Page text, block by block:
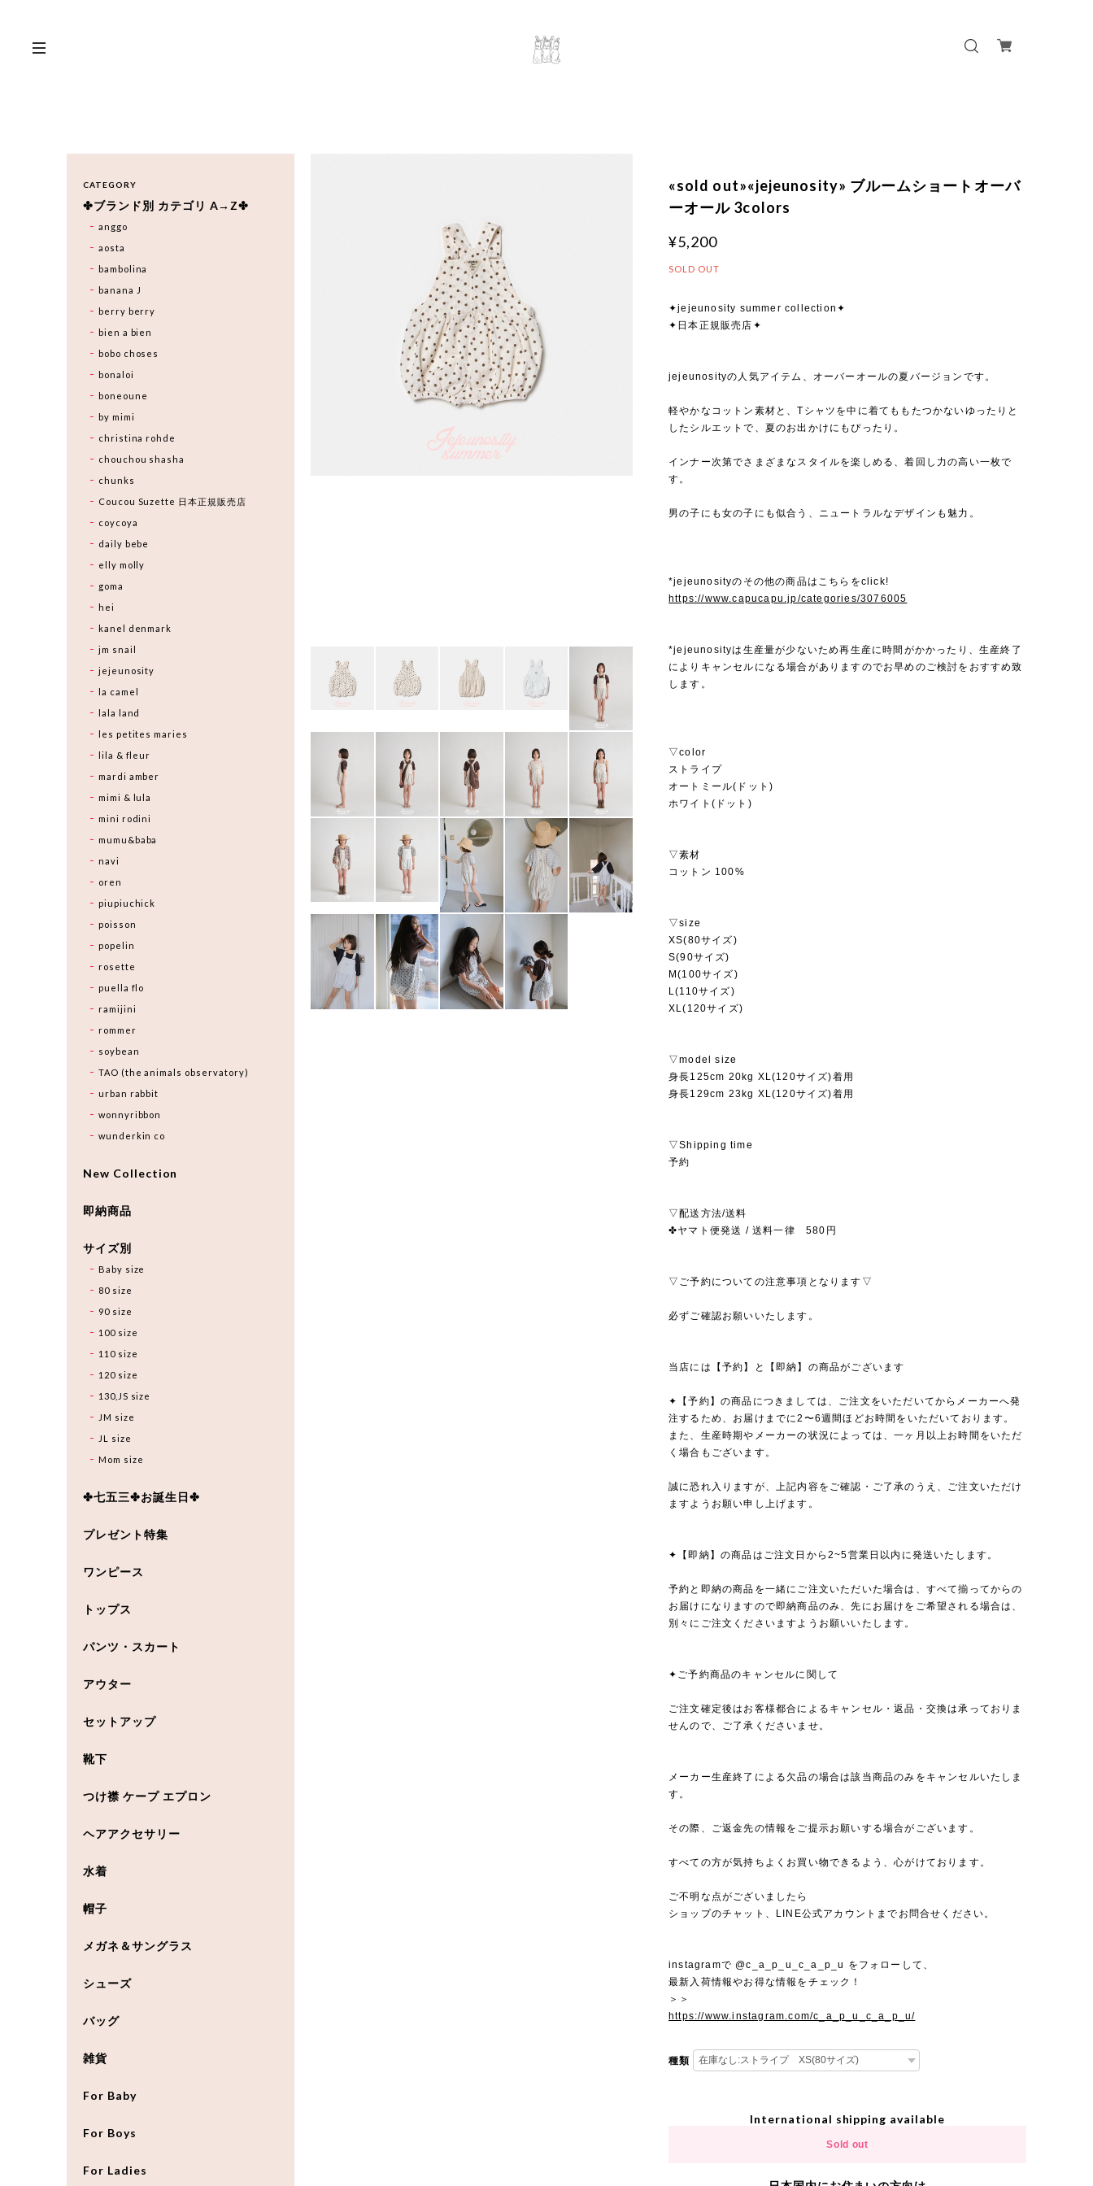
«sold out»«jejeunosity» ブルームショートオーバ
ーオール 3colors
¥5,200
SOLD OUT
✦jejeunosity summer collection✦
✦日本正規販売店✦
jejeunosityの人気アイテム、オーバーオールの夏バージョンです。
軽やかなコットン素材と、Tシャツを中に着てももたつかないゆったりと
したシルエットで、夏のお出かけにもぴったり。
インナー次第でさまざまなスタイルを楽しめる、着回し力の高い一枚で
す。
男の子にも女の子にも似合う、ニュートラルなデザインも魅力。
*jejeunosityのその他の商品はこちらをclick!
https://www.capucapu.jp/categories/3076005
*jejeunosityは生産量が少ないため再生産に時間がかかったり、生産終了
によりキャンセルになる場合がありますのでお早めのご検討をおすすめ致
します。
▽color
ストライプ
オートミール(ドット)
ホワイト(ドット)
▽素材
コットン 100%
▽size
XS(80サイズ)
S(90サイズ)
M(100サイズ)
L(110サイズ)
XL(120サイズ)
▽model size
身長125cm 20kg XL(120サイズ)着用
身長129cm 23kg XL(120サイズ)着用
▽Shipping time
予約
▽配送方法/送料
✤ヤマト便発送 / 送料一律 580円
▽ご予約についての注意事項となります▽
必ずご確認お願いいたします。
当店には【予約】と【即納】の商品がございます
✦【予約】の商品につきましては、ご注文をいただいてからメーカーへ発
注するため、お届けまでに2〜6週間ほどお時間をいただいております。
また、生産時期やメーカーの状況によっては、一ヶ月以上お時間をいただ
く場合もございます。
誠に恐れ入りますが、上記内容をご確認・ご了承のうえ、ご注文いただけ
ますようお願い申し上げます。
✦【即納】の商品はご注文日から2~5営業日以内に発送いたします。
予約と即納の商品を一緒にご注文いただいた場合は、すべて揃ってからの
お届けになりますので即納商品のみ、先にお届けをご希望される場合は、
別々にご注文くださいますようお願いいたします。
✦ご予約商品のキャンセルに関して
ご注文確定後はお客様都合によるキャンセル・返品・交換は承っておりま
せんので、ご了承くださいませ。
メーカー生産終了による欠品の場合は該当商品のみをキャンセルいたしま
す。
その際、ご返金先の情報をご提示お願いする場合がございます。
すべての方が気持ちよくお買い物できるよう、心がけております。
ご不明な点がございましたら
ショップのチャット、LINE公式アカウントまでお問合せください。
instagramで @c_a_p_u_c_a_p_u をフォローして、
最新入荷情報やお得な情報をチェック！
＞＞
https://www.instagram.com/c_a_p_u_c_a_p_u/
種類
International shipping available
Sold out
CATEGORY
✤ブランド別 カテゴリ A→Z✤
anggo
aosta
bambolina
banana J
berry berry
bien a bien
bobo choses
bonaloi
boneoune
by mimi
christina rohde
chouchou shasha
chunks
Coucou Suzette 日本正規販売店
coycoya
daily bebe
elly molly
goma
hei
kanel denmark
jm snail
jejeunosity
la camel
lala land
les petites maries
lila & fleur
mardi amber
mimi & lula
mini rodini
mumu&baba
navi
oren
piupiuchick
poisson
popelin
rosette
puella flo
ramijini
rommer
soybean
TAO (the animals observatory)
urban rabbit
wonnyribbon
wunderkin co
New Collection
即納商品
サイズ別
Baby size
80 size
90 size
100 size
110 size
120 size
130,JS size
JM size
JL size
Mom size
✤七五三✤お誕生日✤
プレゼント特集
ワンピース
トップス
パンツ・スカート
アウター
セットアップ
靴下
つけ襟 ケープ エプロン
ヘアアクセサリー
水着
帽子
メガネ＆サングラス
シューズ
バッグ
雑貨
For Baby
For Boys
For Ladies